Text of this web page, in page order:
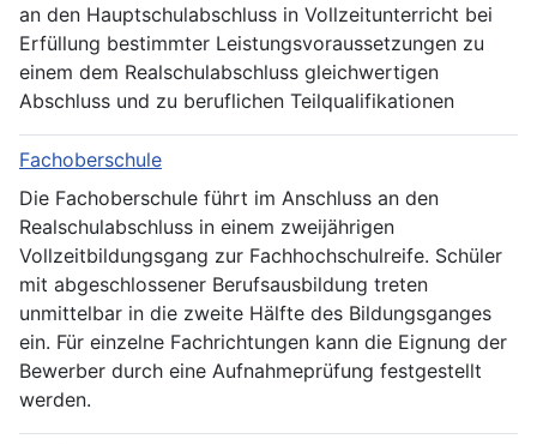
an den Hauptschulabschluss in Vollzeitunterricht bei
Erfüllung bestimmter Leistungsvoraussetzungen zu
einem dem Realschulabschluss gleichwertigen
Abschluss und zu beruflichen Teilqualifikationen
Fachoberschule
Die Fachoberschule führt im Anschluss an den
Realschulabschluss in einem zweijährigen
Vollzeitbildungsgang zur Fachhochschulreife. Schüler
mit abgeschlossener Berufsausbildung treten
unmittelbar in die zweite Hälfte des Bildungsganges
ein. Für einzelne Fachrichtungen kann die Eignung der
Bewerber durch eine Aufnahmeprüfung festgestellt
werden.